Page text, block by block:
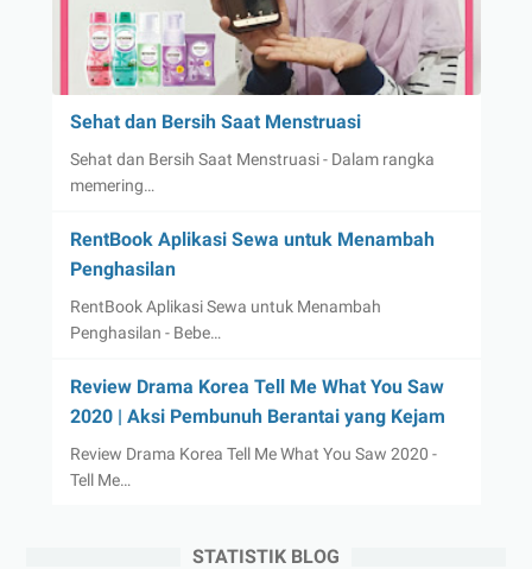
Sehat dan Bersih Saat Menstruasi
Sehat dan Bersih Saat Menstruasi - Dalam rangka
memering…
RentBook Aplikasi Sewa untuk Menambah
Penghasilan
RentBook Aplikasi Sewa untuk Menambah
Penghasilan - Bebe…
Review Drama Korea Tell Me What You Saw
2020 | Aksi Pembunuh Berantai yang Kejam
Review Drama Korea Tell Me What You Saw 2020 -
Tell Me…
STATISTIK BLOG